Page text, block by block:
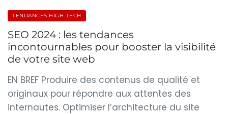
TENDANCES HIGH-TECH
SEO 2024 : les tendances
incontournables pour booster la visibilité
de votre site web
EN BREF Produire des contenus de qualité et
originaux pour répondre aux attentes des
internautes. Optimiser l’architecture du site